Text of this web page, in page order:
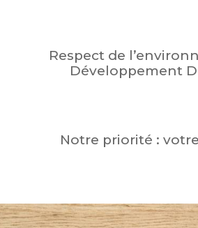
Respect de
Développement
Notre priorité :